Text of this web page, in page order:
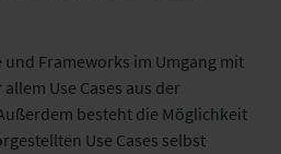
Frameworks im Umgang mit
Use Cases aus der
besteht die Möglichkeit
Use Cases selbst